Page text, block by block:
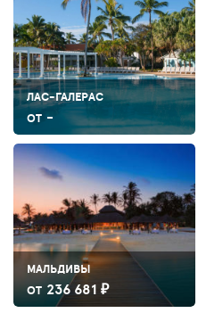
ЛАС-ГАЛЕРАС
ОТ -
МАЛЬДИВЫ
ОТ 236 681 ₽